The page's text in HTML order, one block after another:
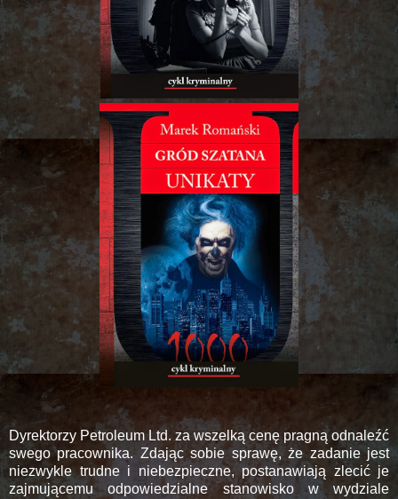
Dyrektorzy Petroleum Ltd. za wszelką cenę pragną odnaleźć
swego pracownika. Zdając sobie sprawę, że zadanie jest
niezwykle trudne i niebezpieczne, postanawiają zlecić je
zajmującemu odpowiedzialne stanowisko w wydziale